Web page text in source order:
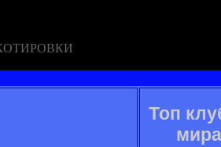
Топ
мира